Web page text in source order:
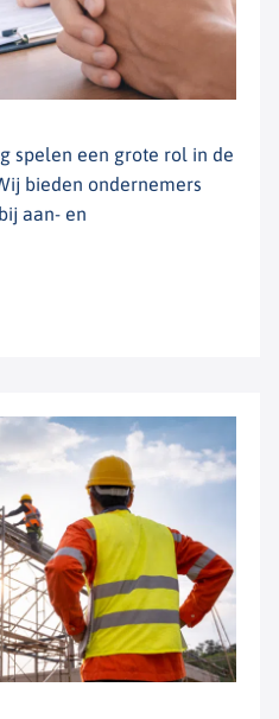
spelen een grote rol in de
bieden ondernemers
aan- en